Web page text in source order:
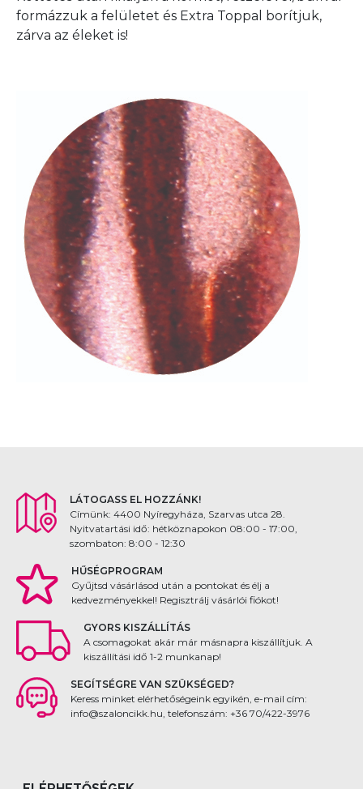
formázzuk a felületet és Extra Toppal borítjuk,
zárva az éleket is!
LÁTOGASS EL HOZZÁNK!
Címünk: 4400 Nyíregyháza, Szarvas utca 28.
Nyitvatartási idő: hétköznapokon 08:00 - 17:00,
szombaton: 8:00 - 12:30
HŰSÉGPROGRAM
Gyűjtsd vásárlásod után a pontokat és élj a
kedvezményekkel! Regisztrálj vásárlói fiókot!
GYORS KISZÁLLÍTÁS
A csomagokat akár már másnapra kiszállítjuk. A
kiszállítási idő 1-2 munkanap!
SEGÍTSÉGRE VAN SZÜKSÉGED?
Keress minket elérhetőségeink egyikén, e-mail cím:
info@szaloncikk.hu, telefonszám: +36 70/422-3976